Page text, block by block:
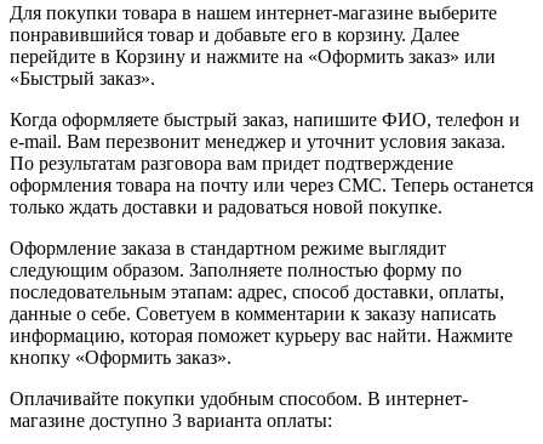
Для покупки товара в нашем интернет-магазине выберите
понравившийся товар и добавьте его в корзину. Далее
перейдите в Корзину и нажмите на «Оформить заказ» или
«Быстрый заказ».
Когда оформляете быстрый заказ, напишите ФИО, телефон и
e-mail. Вам перезвонит менеджер и уточнит условия заказа.
По результатам разговора вам придет подтверждение
оформления товара на почту или через СМС. Теперь останется
только ждать доставки и радоваться новой покупке.
Оформление заказа в стандартном режиме выглядит
следующим образом. Заполняете полностью форму по
последовательным этапам: адрес, способ доставки, оплаты,
данные о себе. Советуем в комментарии к заказу написать
информацию, которая поможет курьеру вас найти. Нажмите
кнопку «Оформить заказ».
Оплачивайте покупки удобным способом. В интернет-
магазине доступно 3 варианта оплаты: